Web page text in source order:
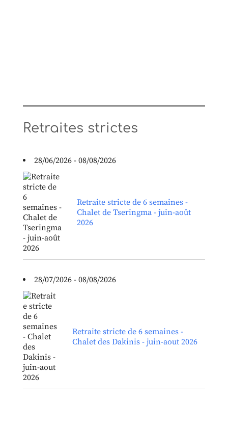
Retraites strictes
28/06/2026 - 08/08/2026
Retraite stricte de 6 semaines -
Chalet de Tseringma - juin-août
2026
28/07/2026 - 08/08/2026
Retraite stricte de 6 semaines -
Chalet des Dakinis - juin-aout 2026